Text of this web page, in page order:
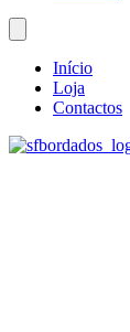
Início
Loja
Contactos